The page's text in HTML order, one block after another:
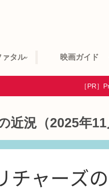
ァタル 映画ガイド
［PR］
況（2025年11